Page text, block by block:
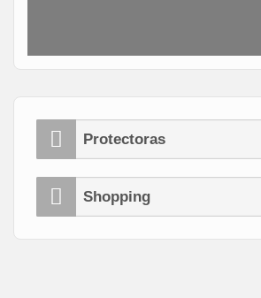
Protectoras
Shopping